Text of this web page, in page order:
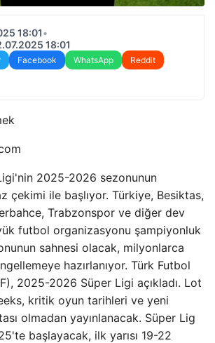
18:01•
18:01
Facebook WhatsApp
Reddit
2025-2026 sezonunun
çekimi ile başlıyor. Türkiye, Besiktas,
Trabzonspor ve diğer dev
futbol organizasyonu şampiyonluk
sahnesi olacak, milyonlarca
hazırlanıyor. Türk Futbol
2025-2026 Süper Ligi açıkladı. Lot
kritik oyun tarihleri ​​ve yeni
olmadan yayınlanacak. Süper Lig
başlayacak, ilk yarısı 19-22